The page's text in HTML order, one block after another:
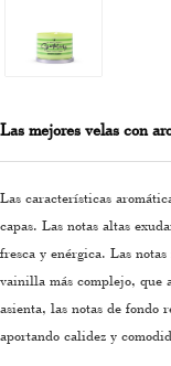
Las mejores velas con
Las características
capas. Las notas altas
fresca y enérgica. Las
vainilla más complejo, que
asienta, las notas de fondo
aportando calidez y